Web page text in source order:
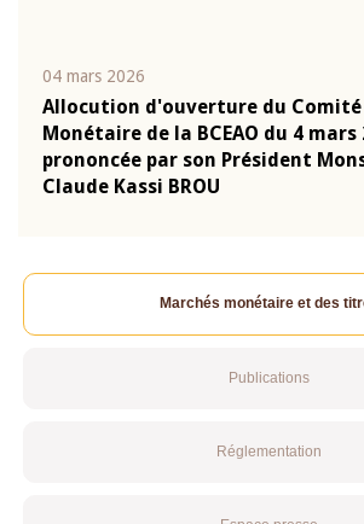
04 mars 2026
Allocution d'ouverture du
Monétaire de la BCEAO du 4 mars
prononcée par son Président
Claude Kassi BROU
Marchés monétaire et des
Publications
Réglementation